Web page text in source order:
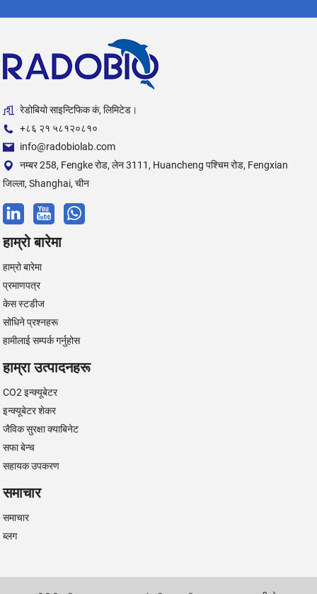
रेडोबियो साइन्टिफिक कं, लिमिटेड।
+८६ २१ ५८१२०८१०
info@radobiolab.com
नम्बर 258, Fengke रोड, लेन 3111, Huancheng पश्चिम रोड, Fengxian
जिल्ला, Shanghai, चीन
हाम्रो बारेमा
हाम्रो बारेमा
प्रमाणपत्र
केस स्टडीज
सोधिने प्रश्नहरू
हामीलाई सम्पर्क गर्नुहोस
हाम्रा उत्पादनहरू
CO2 इन्क्यूबेटर
इन्क्यूबेटर शेकर
जैविक सुरक्षा क्याबिनेट
सफा बेन्च
सहायक उपकरण
समाचार
समाचार
ब्लग